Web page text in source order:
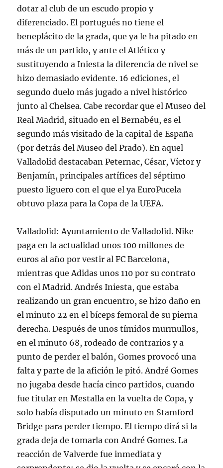
dotar al club de un escudo propio y
diferenciado. El portugués no tiene el
beneplácito de la grada, que ya le ha pitado en
más de un partido, y ante el Atlético y
sustituyendo a Iniesta la diferencia de nivel se
hizo demasiado evidente. 16 ediciones, el
segundo duelo más jugado a nivel histórico
junto al Chelsea. Cabe recordar que el Museo del
Real Madrid, situado en el Bernabéu, es el
segundo más visitado de la capital de España
(por detrás del Museo del Prado). En aquel
Valladolid destacaban Peternac, César, Víctor y
Benjamín, principales artífices del séptimo
puesto liguero con el que el ya EuroPucela
obtuvo plaza para la Copa de la UEFA.
Valladolid: Ayuntamiento de Valladolid. Nike
paga en la actualidad unos 100 millones de
euros al año por vestir al FC Barcelona,
mientras que Adidas unos 110 por su contrato
con el Madrid. Andrés Iniesta, que estaba
realizando un gran encuentro, se hizo daño en
el minuto 22 en el bíceps femoral de su pierna
derecha. Después de unos tímidos murmullos,
en el minuto 68, rodeado de contrarios y a
punto de perder el balón, Gomes provocó una
falta y parte de la afición le pitó. André Gomes
no jugaba desde hacía cinco partidos, cuando
fue titular en Mestalla en la vuelta de Copa, y
solo había disputado un minuto en Stamford
Bridge para perder tiempo. El tiempo dirá si la
grada deja de tomarla con André Gomes. La
reacción de Valverde fue inmediata y